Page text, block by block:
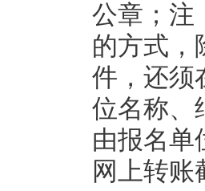
公章；注
的方式，
件，还须
位名称、
由报名单
网上转账